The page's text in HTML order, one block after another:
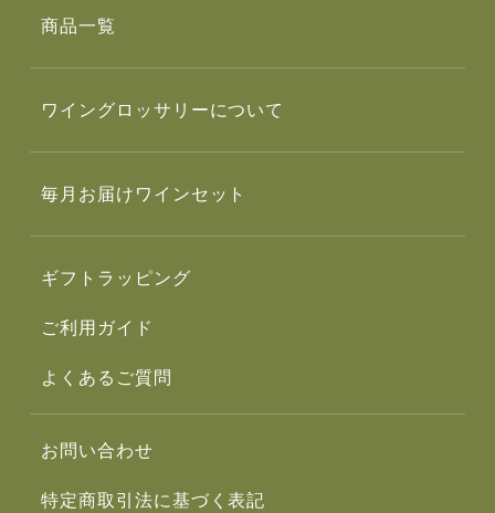
商品一覧
ワイングロッサリーについて
毎月お届けワインセット
ギフトラッピング
ご利用ガイド
よくあるご質問
お問い合わせ
特定商取引法に基づく表記